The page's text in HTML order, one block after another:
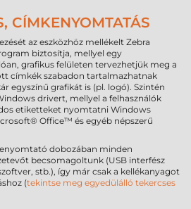
CÍMKENYOMTATÁS
az eszközhöz mellékelt Zebra
biztosítja, mellyel egy
grafikus felületen tervezhetjük meg a
címkék szabadon tartalmazhatnak
egyszínű grafikát is (pl. logó). Szintén
drivert, mellyel a felhasználók
etiketteket nyomtatni Windows
Office™ és egyéb népszerű
dobozában minden
becsomagoltunk (USB interfész
stb.), így már csak a kellékanyagot
(tekintse meg egyedülálló tekercses